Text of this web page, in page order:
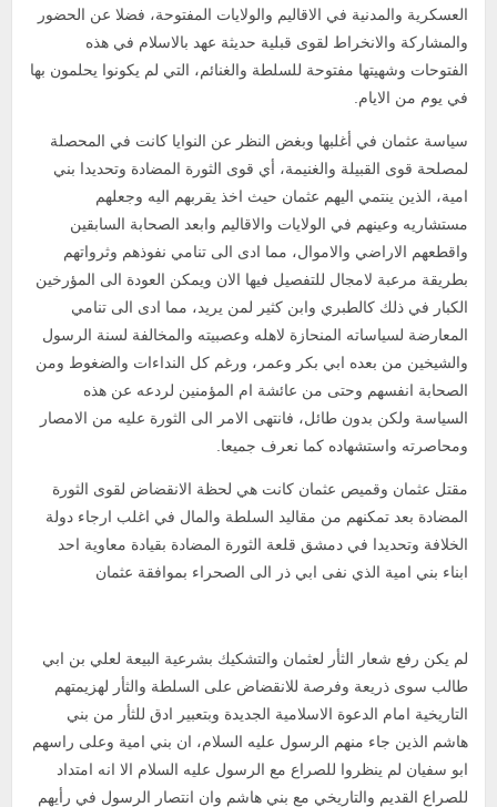
العسكرية والمدنية في الاقاليم والولايات المفتوحة، فضلا عن الحضور
والمشاركة والانخراط لقوى قبلية حديثة عهد بالاسلام في هذه
الفتوحات وشهيتها مفتوحة للسلطة والغنائم، التي لم يكونوا يحلمون بها
في يوم من الايام.
سياسة عثمان في أغلبها وبغض النظر عن النوايا كانت في المحصلة
لمصلحة قوى القبيلة والغنيمة، أي قوى الثورة المضادة وتحديدا بني
امية، الذين ينتمي اليهم عثمان حيث اخذ يقربهم اليه وجعلهم
مستشاريه وعينهم في الولايات والاقاليم وابعد الصحابة السابقين
واقطعهم الاراضي والاموال، مما ادى الى تنامي نفوذهم وثرواتهم
بطريقة مرعبة لامجال للتفصيل فيها الان ويمكن العودة الى المؤرخين
الكبار في ذلك كالطبري وابن كثير لمن يريد، مما ادى الى تنامي
المعارضة لسياساته المنحازة لاهله وعصبيته والمخالفة لسنة الرسول
والشيخين من بعده ابي بكر وعمر، ورغم كل النداءات والضغوط ومن
الصحابة انفسهم وحتى من عائشة ام المؤمنين لردعه عن هذه
السياسة ولكن بدون طائل، فانتهى الامر الى الثورة عليه من الامصار
ومحاصرته واستشهاده كما نعرف جميعا.
مقتل عثمان وقميص عثمان كانت هي لحظة الانقضاض لقوى الثورة
المضادة بعد تمكنهم من مقاليد السلطة والمال في اغلب ارجاء دولة
الخلافة وتحديدا في دمشق قلعة الثورة المضادة بقيادة معاوية احد
ابناء بني امية الذي نفى ابي ذر الى الصحراء بموافقة عثمان
لم يكن رفع شعار الثأر لعثمان والتشكيك بشرعية البيعة لعلي بن ابي
طالب سوى ذريعة وفرصة للانقضاض على السلطة والثأر لهزيمتهم
التاريخية امام الدعوة الاسلامية الجديدة وبتعبير ادق للثأر من بني
هاشم الذين جاء منهم الرسول عليه السلام، ان بني امية وعلى راسهم
ابو سفيان لم ينظروا للصراع مع الرسول عليه السلام الا انه امتداد
للصراع القديم والتاريخي مع بني هاشم وان انتصار الرسول في رأيهم